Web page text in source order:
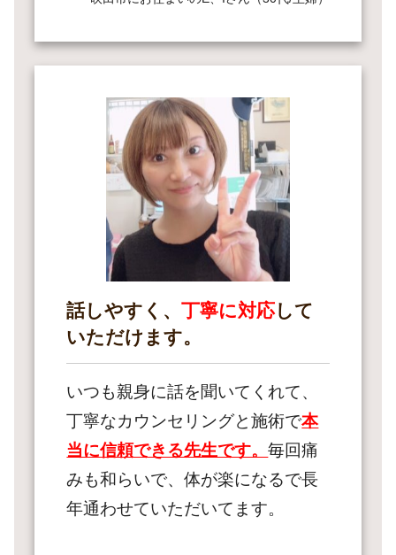
話しやすく、丁寧に対応して
いただけます。
いつも親身に話を聞いてくれて、
丁寧なカウンセリングと施術で本
当に信頼できる先生です。毎回痛
みも和らいで、体が楽になるで長
年通わせていただいてます。